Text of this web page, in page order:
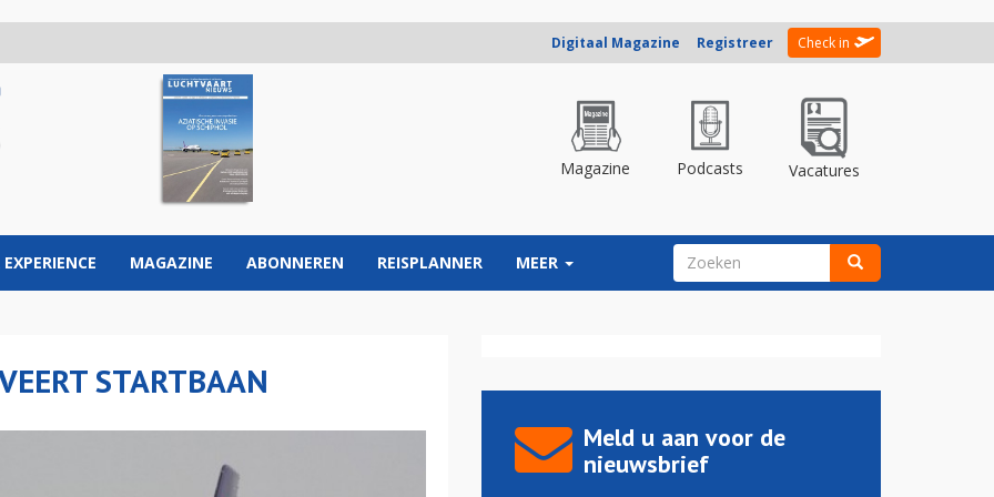
Digitaal Magazine Registreer Check in
Magazine Podcasts Vacatures
EXPERIENCE MAGAZINE ABONNEREN REISPLANNER MEER ZOEKVELD
STARTBAAN
Meld u aan voor de
nieuwsbrief